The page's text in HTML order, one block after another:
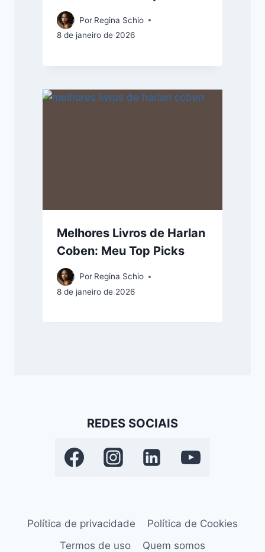
Por Regina Schio
8 de janeiro de 2026
Melhores Livros de Harlan
Coben: Meu Top Picks
Por Regina Schio
8 de janeiro de 2026
REDES SOCIAIS
Política de privacidade
Política de Cookies
Termos de uso
Quem somos